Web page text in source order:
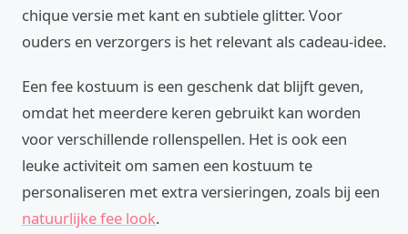
chique versie met kant en subtiele glitter. Voor
ouders en verzorgers is het relevant als cadeau-idee.
Een fee kostuum is een geschenk dat blijft geven,
omdat het meerdere keren gebruikt kan worden
voor verschillende rollenspellen. Het is ook een
leuke activiteit om samen een kostuum te
personaliseren met extra versieringen, zoals bij een
natuurlijke fee look.